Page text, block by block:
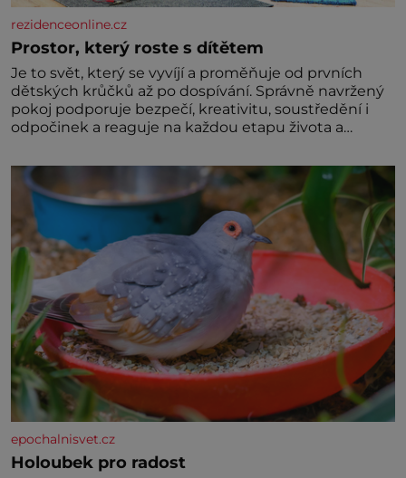
rezidenceonline.cz
Prostor, který roste s dítětem
Je to svět, který se vyvíjí a proměňuje od prvních
dětských krůčků až po dospívání. Správně navržený
pokoj podporuje bezpečí, kreativitu, soustředění i
odpočinek a reaguje na každou etapu života a
jednoduchost, měkkost a bezpečí, proto by pokoj
miminka měl působit především klidně a útulně.
Předškolní věk je
epochalnisvet.cz
Holoubek pro radost